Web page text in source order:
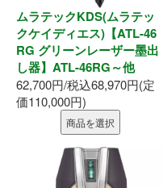
ムラテックKDS(ムラテッ
クケイディエス)【ATL-46
RG グリーンレーザー墨出
し器】ATL-46RG～他
62,700円/税込68,970円(定
価110,000円)
商品を選択